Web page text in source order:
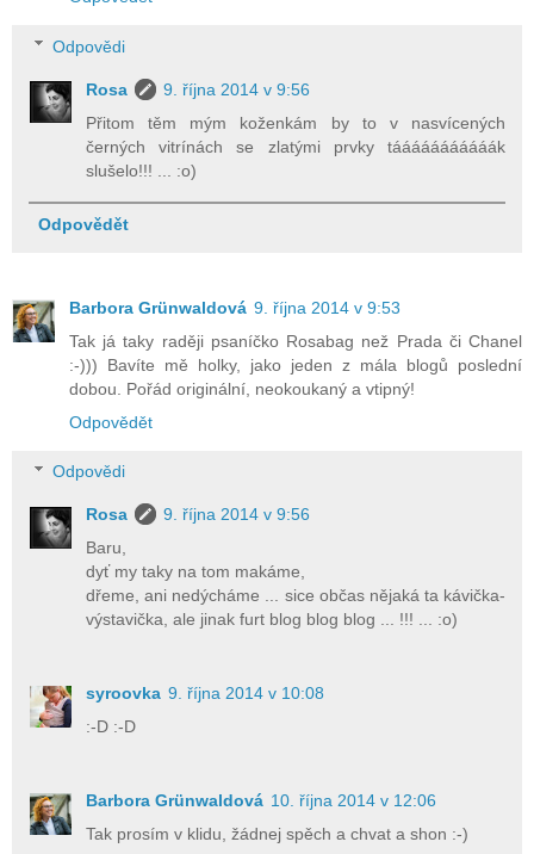
Odpovědi
Rosa
9. října 2014 v 9:56
Přitom těm mým koženkám by to v nasvícených
černých vitrínách se zlatými prvky tááááááááááák
slušelo!!! ... :o)
Odpovědět
Barbora Grünwaldová 9. října 2014 v 9:53
Tak já taky raději psaníčko Rosabag než Prada či Chanel
:-))) Bavíte mě holky, jako jeden z mála blogů poslední
dobou. Pořád originální, neokoukaný a vtipný!
Odpovědět
Odpovědi
Rosa
9. října 2014 v 9:56
Baru,
dyť my taky na tom makáme,
dřeme, ani nedýcháme ... sice občas nějaká ta kávička-
výstavička, ale jinak furt blog blog blog ... !!! ... :o)
syroovka 9. října 2014 v 10:08
:-D :-D
Barbora Grünwaldová 10. října 2014 v 12:06
Tak prosím v klidu, žádnej spěch a chvat a shon :-)